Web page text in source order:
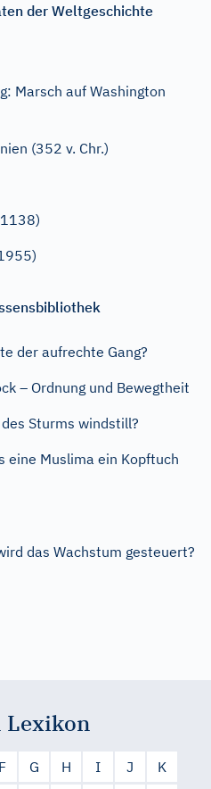
der Weltgeschichte
Marsch auf Washington
(352 v. Chr.)
der aufrechte Gang?
– Ordnung und Bewegtheit
Sturms windstill?
eine Muslima ein Kopftuch
das Wachstum gesteuert?
Lexikon
F G H I J
K